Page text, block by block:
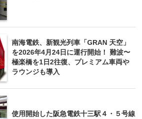
南海電鉄、新観光列車「GRAN 天空」
を2026年4月24日に運行開始！ 難波〜
極楽橋を1日2往復、プレミアム車両や
ラウンジも導入
使用開始した阪急電鉄十三駅４・５号線